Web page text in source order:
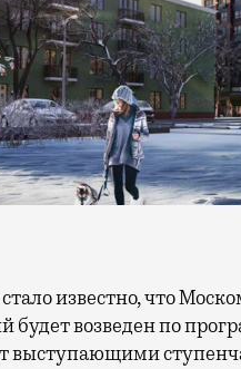
стало известно, что
будет возведен по
выступающими